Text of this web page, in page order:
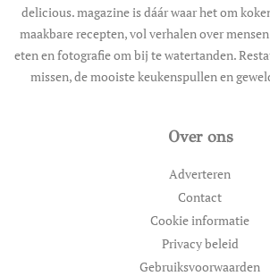
delicious. magazine is dáár waar het om
maakbare recepten, vol verhalen over
eten en fotografie om bij te watertanden.
missen, de mooiste keukenspullen en
Over ons
Adverteren
Contact
Cookie informatie
Privacy beleid
Gebruiksvoorwaarden